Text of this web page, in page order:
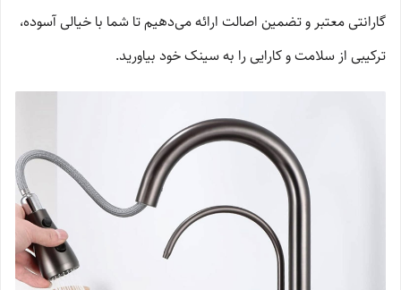
گارانتی معتبر و تضمین اصالت ارائه می‌دهیم تا شما با خیالی آسوده،
ترکیبی از سلامت و کارایی را به سینک خود بیاورید.